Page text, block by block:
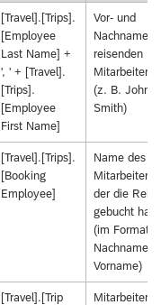
[Travel].[Trips].
[Employee
Last Name] +
', ' + [Travel].
[Trips].
[Employee
First Name]
Vor- und
Nachname
reisenden
Mitarbeiters
(z. B. John
Smith)
[Travel].[Trips].
[Booking
Employee]
Name des
Mitarbeiters,
der die Reise
gebucht hat
(im Format
Nachname,
Vorname)
[Travel].[Trip
Mitarbeiter,